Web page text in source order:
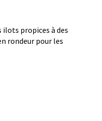
ilots propices à des
rondeur pour les